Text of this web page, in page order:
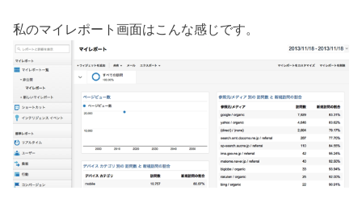
私のマイレポート画面はこんな感じです。